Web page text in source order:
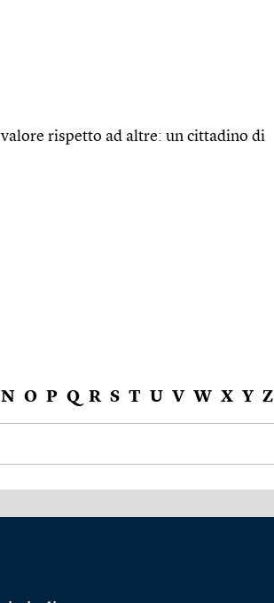
rispetto ad altre: un cittadino di
N O P Q R S T U V W X Y Z